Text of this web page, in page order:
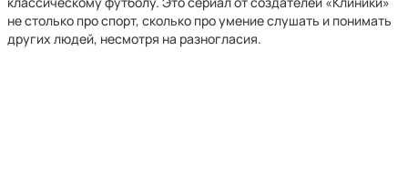
не столько про спорт, сколько про умение слушать и понимать
других людей, несмотря на разногласия.